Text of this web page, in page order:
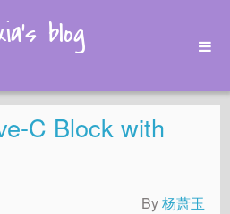
blog
C Block with
By杨萧玉